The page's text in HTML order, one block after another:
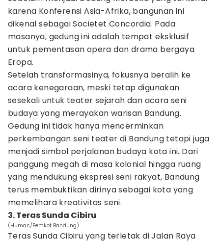
karena Konferensi Asia-Afrika, bangunan ini
dikenal sebagai Societet Concordia. Pada
masanya, gedung ini adalah tempat eksklusif
untuk pementasan opera dan drama bergaya
Eropa.
Setelah transformasinya, fokusnya beralih ke
acara kenegaraan, meski tetap digunakan
sesekali untuk teater sejarah dan acara seni
budaya yang merayakan warisan Bandung.
Gedung ini tidak hanya mencerminkan
perkembangan seni teater di Bandung tetapi juga
menjadi simbol perjalanan budaya kota ini. Dari
panggung megah di masa kolonial hingga ruang
yang mendukung ekspresi seni rakyat, Bandung
terus membuktikan dirinya sebagai kota yang
memelihara kreativitas seni.
3. Teras Sunda Cibiru
(Humas/Pemkot Bandung)
Teras Sunda Cibiru yang terletak di Jalan Raya